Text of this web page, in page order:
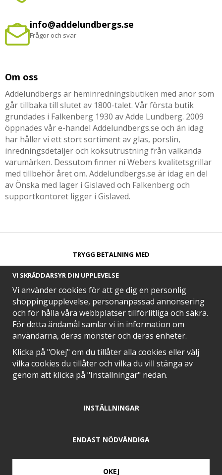
info@addelundbergs.se
Frågor och svar
Om oss
Addelundbergs är heminredningsbutiken med anor som
går tillbaka till slutet av 1800-talet. Vår första butik
grundades i Falkenberg 1930 av Adde Lundberg. 2009
öppnades vår e-handel Addelundbergs.se och än idag
har håller vi ett stort sortiment av glas, porslin,
inredningsdetaljer och köksutrustning från välkända
varumärken. Dessutom finner ni Webers kvalitetsgrillar
med tillbehör året om. Addelundbergs.se är idag en del
av Önska med lager i Gislaved och Falkenberg och
supportkontoret ligger i Gislaved.
TRYGG BETALNING MED​
SNABB LEVERANS MED
EN DEL AV
VI SKRÄDDARSYR DIN UPPLEVELSE
Vi använder cookies för att ge dig en personlig
shoppingupplevelse, personanpassad annonsering
och för hålla våra webbplatser tillförlitliga och säkra.
För detta ändamål samlar vi in information om
användarna, deras mönster och deras enheter.
Klicka på "Okej" om du tillåter alla cookies eller välj
vilka cookies du tillåter och vilka du vill stänga av
genom att klicka på "Inställningar" nedan.
INSTÄLLNINGAR
ENDAST NÖDVÄNDIGA
OKEJ